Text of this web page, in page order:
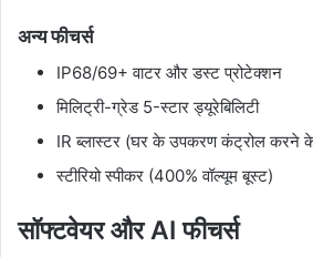
अन्य फीचर्स
IP68/69+ वाटर और डस्ट प्रोटेक्शन
मिलिट्री-ग्रेड 5-स्टार ड्यूरेबिलिटी
IR ब्लास्टर (घर के उपकरण कंट्रोल करने
स्टीरियो स्पीकर (400% वॉल्यूम बूस्ट)
सॉफ्टवेयर और AI फीचर्स